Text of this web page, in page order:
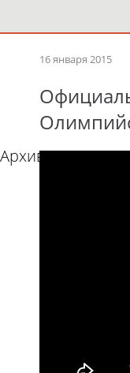
Архив видео
16 января 2015